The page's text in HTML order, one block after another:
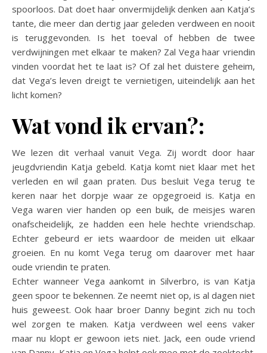
spoorloos. Dat doet haar onvermijdelijk denken aan Katja’s
tante, die meer dan dertig jaar geleden verdween en nooit
is teruggevonden. Is het toeval of hebben de twee
verdwijningen met elkaar te maken? Zal Vega haar vriendin
vinden voordat het te laat is? Of zal het duistere geheim,
dat Vega’s leven dreigt te vernietigen, uiteindelijk aan het
licht komen?
Wat vond ik ervan?:
We lezen dit verhaal vanuit Vega. Zij wordt door haar
jeugdvriendin Katja gebeld. Katja komt niet klaar met het
verleden en wil gaan praten. Dus besluit Vega terug te
keren naar het dorpje waar ze opgegroeid is. Katja en
Vega waren vier handen op een buik, de meisjes waren
onafscheidelijk, ze hadden een hele hechte vriendschap.
Echter gebeurd er iets waardoor de meiden uit elkaar
groeien. En nu komt Vega terug om daarover met haar
oude vriendin te praten.
Echter wanneer Vega aankomt in Silverbro, is van Katja
geen spoor te bekennen. Ze neemt niet op, is al dagen niet
huis geweest. Ook haar broer Danny begint zich nu toch
wel zorgen te maken. Katja verdween wel eens vaker
maar nu klopt er gewoon iets niet. Jack, een oude vriend